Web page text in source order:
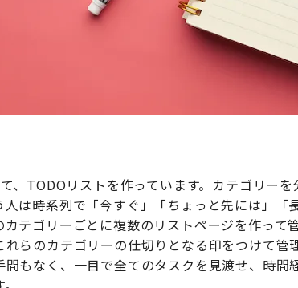
、TODOリストを作っています。カテゴリー
人は時系列で「今すぐ」「ちょっと先には」「
カテゴリーごとに複数のリストページを作っ
れらのカテゴリーの仕切りとなる印をつけて管
間もなく、一目で全てのタスクを見渡せ、時